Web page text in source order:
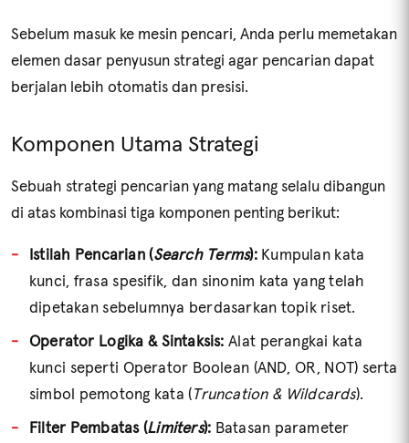
Sebelum masuk ke mesin pencari, Anda perlu memetakan
elemen dasar penyusun strategi agar pencarian dapat
berjalan lebih otomatis dan presisi.
Komponen Utama Strategi
Sebuah strategi pencarian yang matang selalu dibangun
di atas kombinasi tiga komponen penting berikut:
Istilah Pencarian (Search Terms):Kumpulan kata
kunci, frasa spesifik, dan sinonim kata yang telah
dipetakan sebelumnya berdasarkan topik riset.
Operator Logika & Sintaksis: Alat perangkai kata
kunci seperti Operator Boolean (AND, OR, NOT) serta
simbol pemotong kata (Truncation & Wildcards).
Filter Pembatas (Limiters): Batasan parameter